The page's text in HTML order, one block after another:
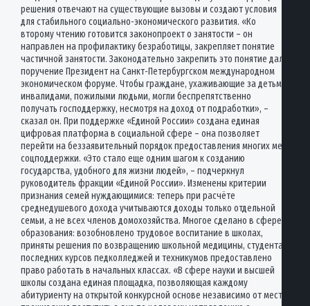
решения отвечают на существующие вызовы и создают условия
для стабильного социально-экономического развития. «Ко
второму чтению готовится законопроект о занятости – он
направлен на профилактику безработицы, закрепляет понятие
частичной занятости. Законодательно закрепить это понятие дал
поручение Президент на Санкт-Петербургском международном
экономическом форуме. Чтобы граждане, ухаживающие за детьми,
инвалидами, пожилыми людьми, могли беспрепятственно
получать господдержку, несмотря на доход от подработки», –
сказал он. При поддержке «Единой России» создана единая
цифровая платформа в социальной сфере – она позволяет
перейти на беззаявительный порядок предоставления многих мер
соцподдержки. «Это стало еще одним шагом к созданию
государства, удобного для жизни людей», – подчеркнул
руководитель фракции «Единой России». Изменены критерии
признания семей нуждающимися: теперь при расчёте
среднедушевого дохода учитываются доходы только отдельной
семьи, а не всех членов домохозяйства. Многое сделано в сфере
образования: возобновлено трудовое воспитание в школах,
приняты решения по возвращению школьной медицины, студентам
последних курсов педколледжей и техникумов предоставлено
право работать в начальных классах. «В сфере науки и высшей
школы создана единая площадка, позволяющая каждому
абитуриенту на открытой конкурсной основе независимо от места